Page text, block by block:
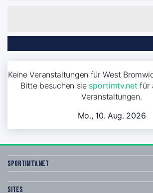
Keine Veranstaltungen für West
Bitte besuchen sie sportimtv.net für
Veranstaltungen.
Mo., 10. Aug. 2026
sportimtv.net
Sites